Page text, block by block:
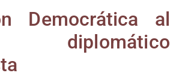
Demo­crá­ti­ca al
diplo­má­ti­co